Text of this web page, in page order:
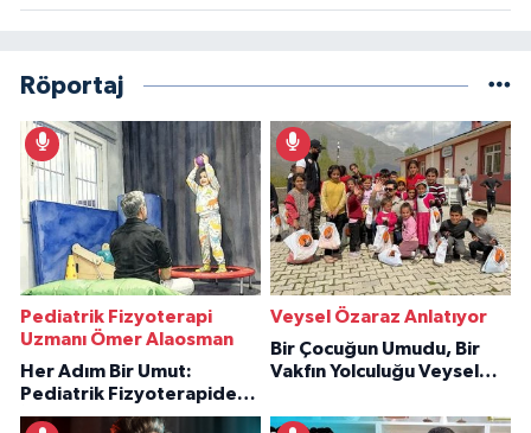
Röportaj
Pediatrik Fizyoterapi
Uzmanı Ömer Alaosman
Her Adım Bir Umut:
Pediatrik Fizyoterapiden
İlham Veren Hikâyeler
Veysel Özaraz Anlatıyor
Bir Çocuğun Umudu, Bir
Vakfın Yolculuğu Veysel